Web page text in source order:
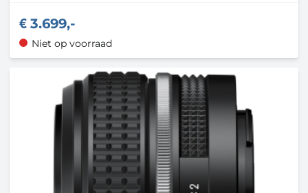
3.699,-
Niet op voorraad